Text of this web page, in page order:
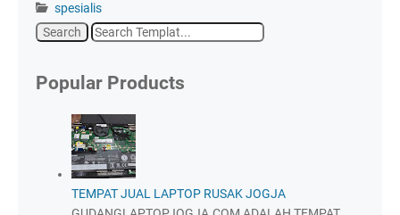
spesialis
Popular Products
TEMPAT JUAL LAPTOP RUSAK JOGJA